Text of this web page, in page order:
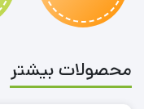
محصولات بیشتر